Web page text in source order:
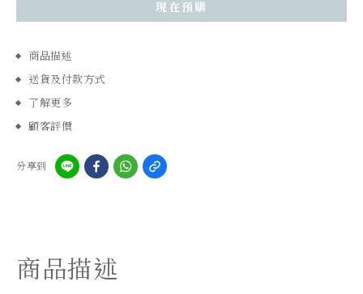
現在預購
商品描述
送貨及付款方式
了解更多
顧客評價
分享到
商品描述